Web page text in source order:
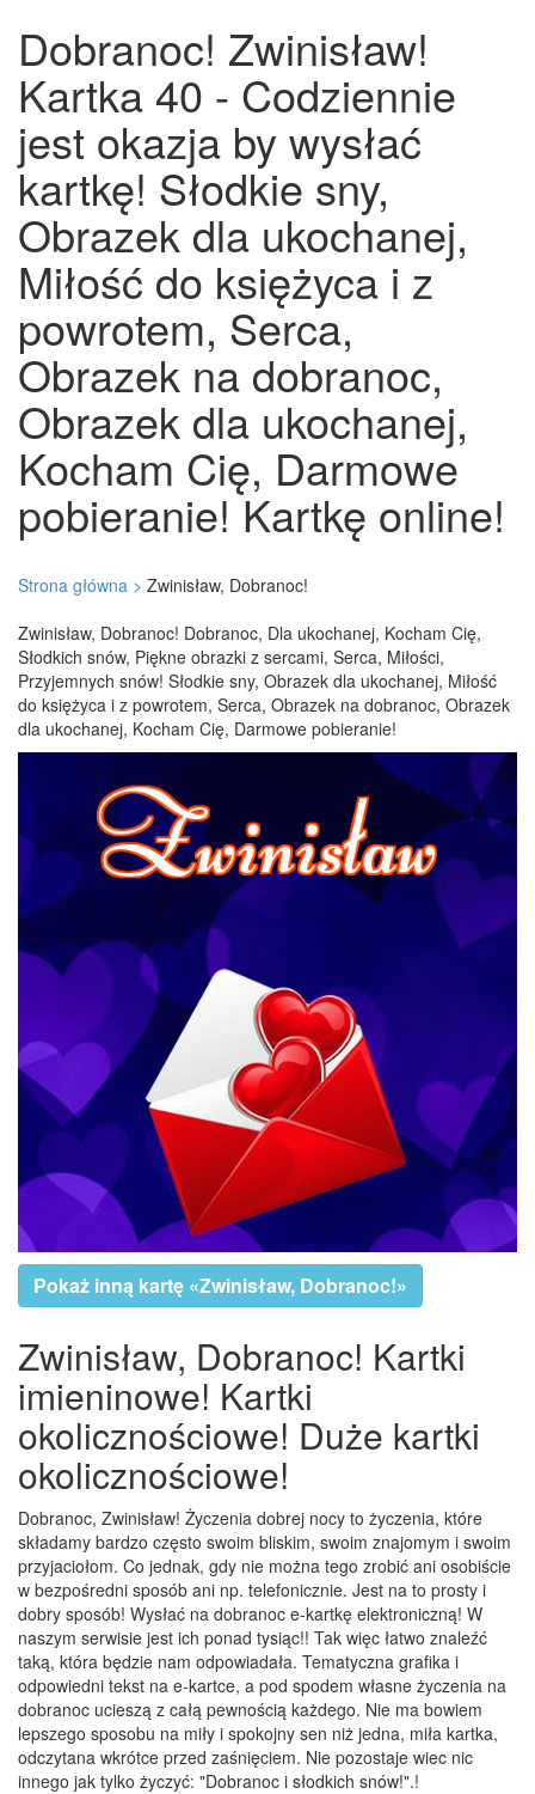
Dobranoc! Zwinisław!
Kartka 40 - Codziennie
jest okazja by wysłać
kartkę! Słodkie sny,
Obrazek dla ukochanej,
Miłość do księżyca i z
powrotem, Serca,
Obrazek na dobranoc,
Obrazek dla ukochanej,
Kocham Cię, Darmowe
pobieranie! Kartkę online!
Strona główna > Zwinisław, Dobranoc!
Zwinisław, Dobranoc! Dobranoc, Dla ukochanej, Kocham Cię,
Słodkich snów, Piękne obrazki z sercami, Serca, Miłości,
Przyjemnych snów! Słodkie sny, Obrazek dla ukochanej, Miłość
do księżyca i z powrotem, Serca, Obrazek na dobranoc, Obrazek
dla ukochanej, Kocham Cię, Darmowe pobieranie!
Pokaż inną kartę «Zwinisław, Dobranoc!»
Zwinisław, Dobranoc! Kartki
imieninowe! Kartki
okolicznościowe! Duże kartki
okolicznościowe!
Dobranoc, Zwinisław! Życzenia dobrej nocy to życzenia, które
składamy bardzo często swoim bliskim, swoim znajomym i swoim
przyjaciołom. Co jednak, gdy nie można tego zrobić ani osobiście
w bezpośredni sposób ani np. telefonicznie. Jest na to prosty i
dobry sposób! Wysłać na dobranoc e-kartkę elektroniczną! W
naszym serwisie jest ich ponad tysiąc!! Tak więc łatwo znaleźć
taką, która będzie nam odpowiadała. Tematyczna grafika i
odpowiedni tekst na e-kartce, a pod spodem własne życzenia na
dobranoc ucieszą z całą pewnością każdego. Nie ma bowiem
lepszego sposobu na miły i spokojny sen niż jedna, miła kartka,
odczytana wkrótce przed zaśnięciem. Nie pozostaje wiec nic
innego jak tylko życzyć: "Dobranoc i słodkich snów!".!